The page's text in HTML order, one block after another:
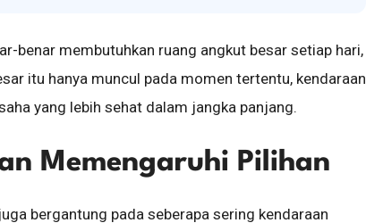
benar membutuhkan ruang angkut besar setiap hari,
itu hanya muncul pada momen tertentu, kendaraan
yang lebih sehat dalam jangka panjang.
Memengaruhi Pilihan
bergantung pada seberapa sering kendaraan